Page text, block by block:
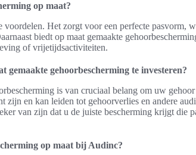
op maat?
voordelen. Het zorgt voor een perfecte pasvorm,
biedt op maat gemaakte
of vrijetijdsactiviteiten.
gehoorbescherming te investeren?
is van cruciaal belang om uw
zijn en kan leiden tot gehoorverlies en andere
van zijn dat u de juiste bescherming krijgt die
op maat bij Audinc?